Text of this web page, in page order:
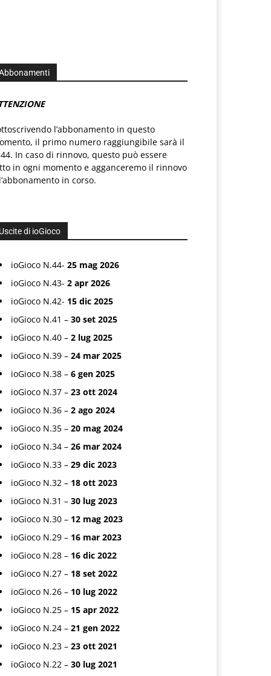
l’abbonamento in questo
il primo numero raggiungibile sarà il
In caso di rinnovo, questo può essere
in ogni momento e agganceremo il rinnovo
in corso.
Uscite di ioGioco
ioGioco N.44- 25 mag 2026
ioGioco N.43- 2 apr 2026
ioGioco N.42- 15 dic 2025
ioGioco N.41 – 30 set 2025
ioGioco N.40 – 2 lug 2025
ioGioco N.39 – 24 mar 2025
ioGioco N.38 – 6 gen 2025
ioGioco N.37 – 23 ott 2024
ioGioco N.36 – 2 ago 2024
ioGioco N.35 – 20 mag 2024
ioGioco N.34 – 26 mar 2024
ioGioco N.33 – 29 dic 2023
ioGioco N.32 – 18 ott 2023
ioGioco N.31 – 30 lug 2023
ioGioco N.30 – 12 mag 2023
ioGioco N.29 – 16 mar 2023
ioGioco N.28 – 16 dic 2022
ioGioco N.27 – 18 set 2022
ioGioco N.26 – 10 lug 2022
ioGioco N.25 – 15 apr 2022
ioGioco N.24 – 21 gen 2022
ioGioco N.23 – 23 ott 2021
ioGioco N.22 – 30 lug 2021